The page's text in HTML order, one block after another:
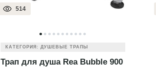
514
КАТЕГОРИЯ: ДУШЕВЫЕ ТРАПЫ
Трап для душа Rea Bubble 900